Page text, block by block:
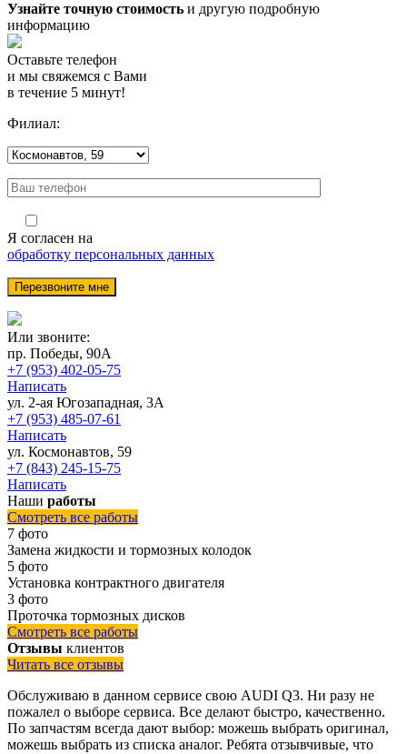
Узнайте точную стоимость и другую подробную
информацию
Оставьте телефон
и мы свяжемся с Вами
в течение 5 минут!
Филиал:
Я согласен на
обработку персональных данных
Или звоните:
пр. Победы, 90А
+7 (953) 402-05-75
Написать
ул. 2-ая Югозападная, 3А
+7 (953) 485-07-61
Написать
ул. Космонавтов, 59
+7 (843) 245-15-75
Написать
Наши работы
Смотреть все работы
7 фото
Замена жидкости и тормозных колодок
5 фото
Установка контрактного двигателя
3 фото
Проточка тормозных дисков
Смотреть все работы
Отзывы клиентов
Читать все отзывы
Обслуживаю в данном сервисе свою AUDI Q3. Ни разу не
пожалел о выборе сервиса. Все делают быстро, качественно.
По запчастям всегда дают выбор: можешь выбрать оригинал,
можешь выбрать из списка аналог. Ребята отзывчивые, что